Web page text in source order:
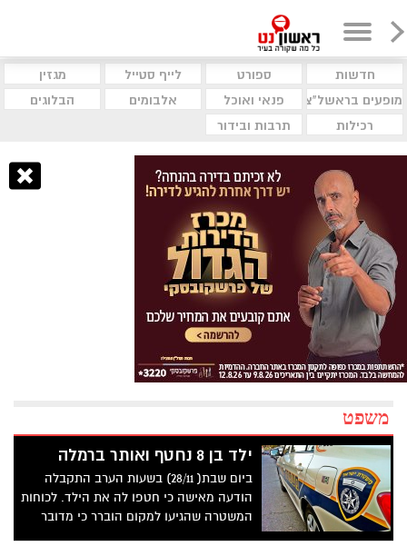
חדשות ספורט לייף סטייל
מגזין
מופעים בראשל"צ
פנאי ואוכל אלבומים
הבלוגים
רכילות
תרבות ובידור
משפט
ילד בן 8 נחטף ואותר ברמלה
ביום שבת( 28/11) בשעות הערב התקבלה
הודעה מאישה כי חטפו לה את הילד. לכוחות
המשטרה שהגיעו למקום הוברר כי מדובר